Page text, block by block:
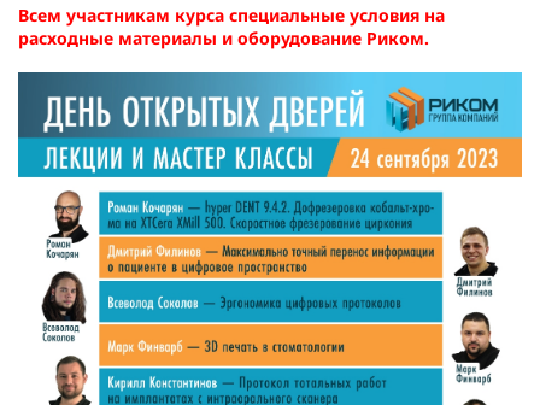
Всем участникам курса специальные условия на
расходные материалы и оборудование Риком.